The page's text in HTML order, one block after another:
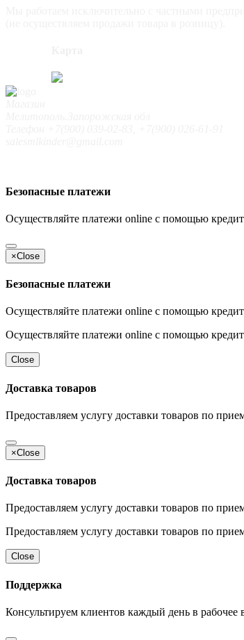
Безопасные платежи
Осуществляйте платежи online с помощью
×Close
Безопасные платежи
Осуществляйте платежи online с помощью
Осуществляйте платежи online с помощью
Close
Доставка товаров
Предоставляем услугу доставки товаров по
×Close
Доставка товаров
Предоставляем услугу доставки товаров по
Предоставляем услугу доставки товаров по
Close
Поддержка
Консультируем клиентов каждый день в рабочее